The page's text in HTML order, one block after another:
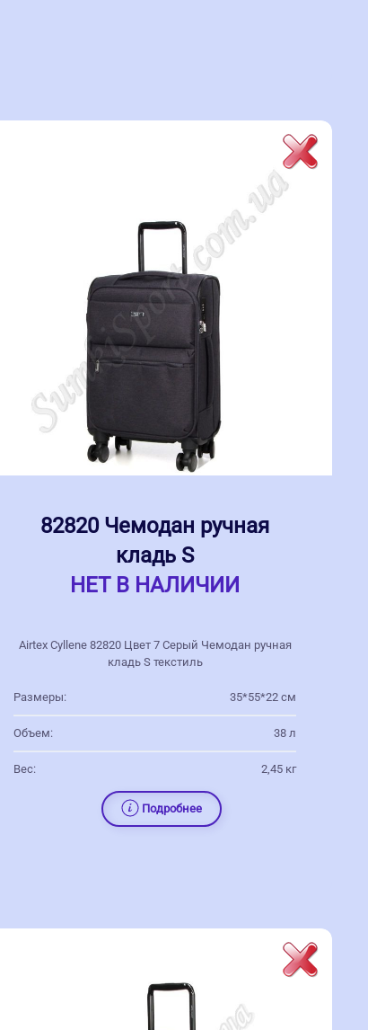
82820 Чемодан ручная
кладь S
НЕТ В НАЛИЧИИ
Airtex Cyllene 82820 Цвет 7 Серый Чемодан ручная
кладь S текстиль
Размеры: 35*55*22 см
Объем: 38 л
Вес: 2,45 кг
Подробнее